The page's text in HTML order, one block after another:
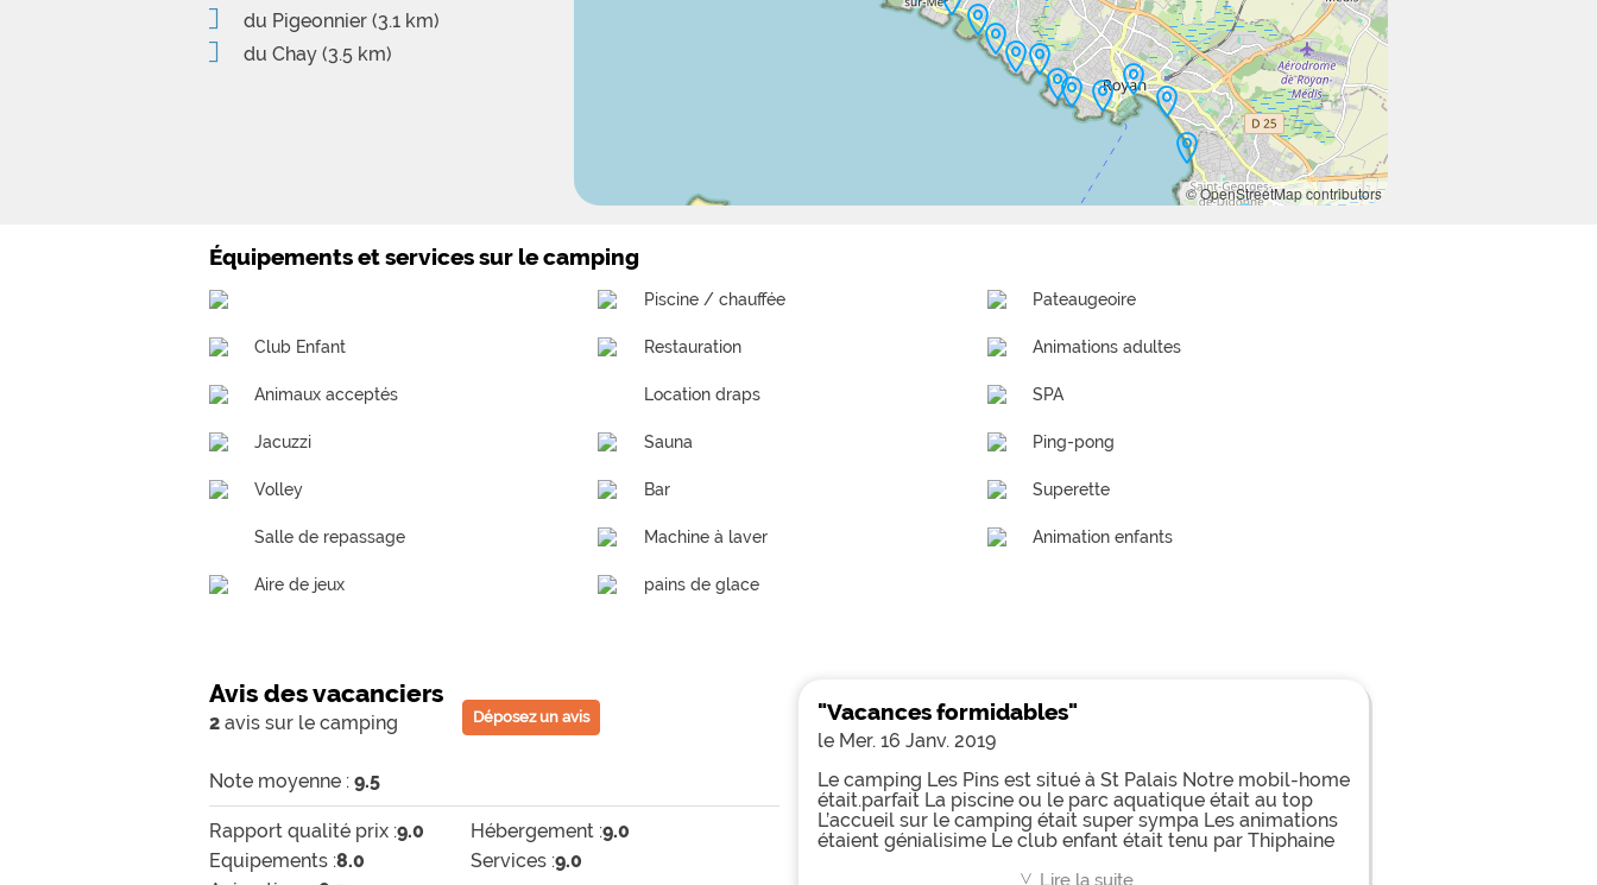
© OpenStreetMap contributors
du Pigeonnier (3.1 km)
du Chay (3.5 km)
Équipements et services sur le camping
Piscine / chauffée Pateaugeoire
Club Enfant Restauration Animations adultes
Animaux acceptés Location draps SPA
Jacuzzi Sauna Ping-pong
Volley Bar Superette
Salle de repassage Machine à laver Animation enfants
Aire de jeux pains de glace
Avis des vacanciers
2 avis sur le camping Déposez un avis
Note moyenne : 9.5
Rapport qualité prix :9.0 Hébergement :9.0
Equipements :8.0 Services :9.0
"Vacances formidables"
le Mer. 16 Janv. 2019
Le camping Les Pins est situé à St Palais Notre mobil-home
était.parfait La piscine ou le parc aquatique était au top
L’accueil sur le camping était super sympa Les animations
étaient génialisime Le club enfant était tenu par Thiphaine
< Lire la suite